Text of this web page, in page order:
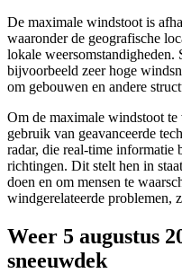
De maximale windstoot is
waaronder de geografische
lokale weersomstandigheden.
bijvoorbeeld zeer hoge
om gebouwen en andere
Om de maximale windstoot te
gebruik van geavanceerde
radar, die real-time informatie
richtingen. Dit stelt hen in
doen en om mensen te
windgerelateerde problemen,
Weer 5 augustus
sneeuwdek